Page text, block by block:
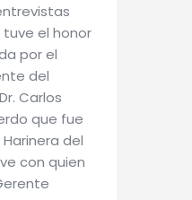
el honor
por el
del
Carlos
que fue
del
con quien